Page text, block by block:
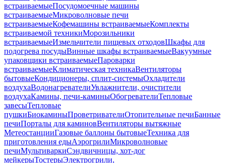
встраиваемыеПосудомоечные машины
встраиваемыеМикроволновые печи
встраиваемыеКофемашины встраиваемыеКомплекты
встраиваемой техникиМорозильники
встраиваемыеИзмельчители пищевых отходовШкафы для
подогрева посудыВинные шкафы встраиваемыеВакуумные
упаковщики встраиваемыеПароварки
встраиваемыеКлиматическая техникаВентиляторы
бытовыеКондиционеры, сплит-системыОхладители
воздухаВодонагревателиУвлажнители, очистители
воздухаКамины, печи-каминыОбогревателиТепловые
завесыТепловые
пушкиБиокаминыПроветривателиОтопительные печиБанные
печиПорталы для каминовВентиляторы вытяжные
МетеостанцииГазовые баллоны бытовыеТехника для
приготовления едыАэрогрилиМикроволновые
печиМультиваркиСэндвичницы, хот-дог
мейкерыТостерыЭлектрогрили,